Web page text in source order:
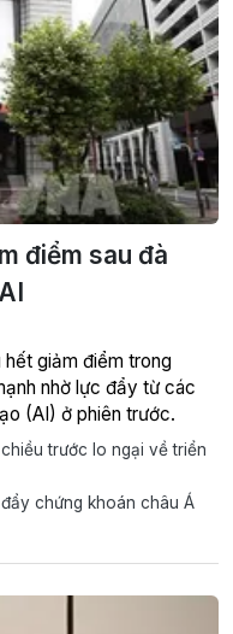
điểm sau đà
hết giảm điểm trong
nhờ lực đẩy từ các
(AI) ở phiên trước.
trước lo ngại về triển
chứng khoán châu Á